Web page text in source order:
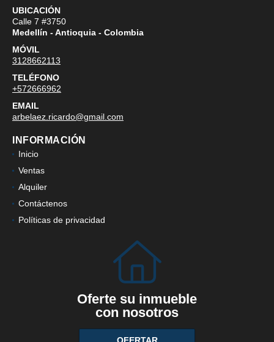
UBICACIÓN
Calle 7 #3750
Medellín - Antioquia - Colombia
MÓVIL
3128662113
TELÉFONO
+572666962
EMAIL
arbelaez.ricardo@gmail.com
INFORMACIÓN
Inicio
Ventas
Alquiler
Contáctenos
Políticas de privacidad
Oferte su inmueble
con nosotros